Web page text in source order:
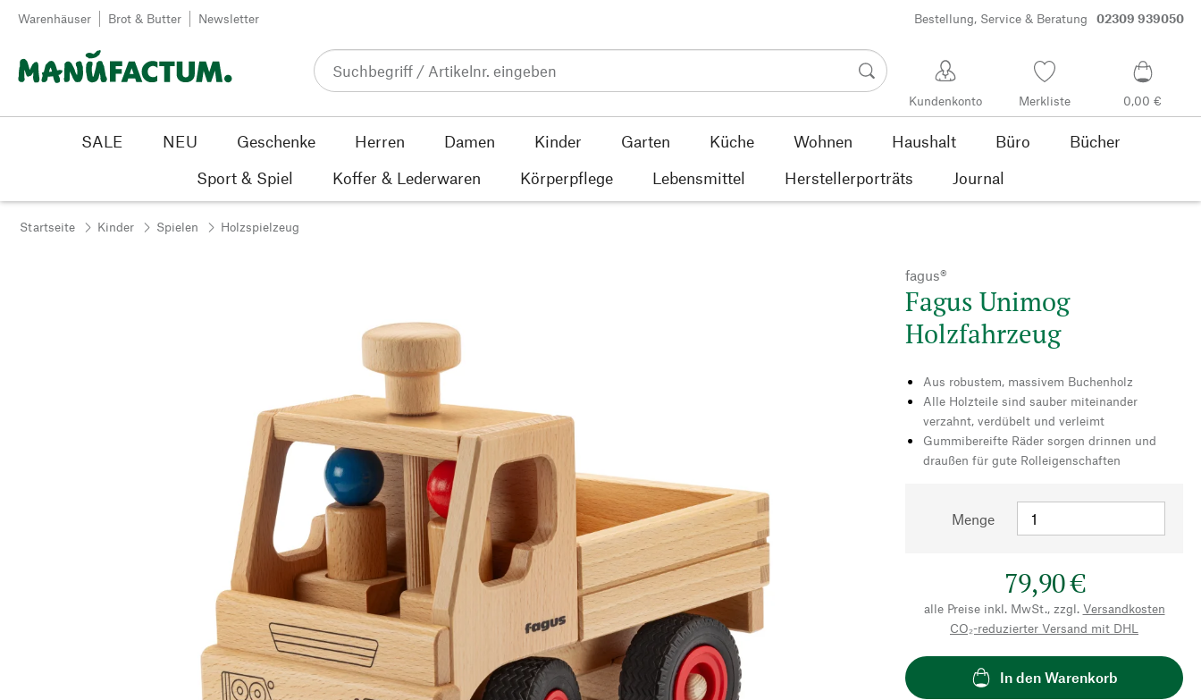
Zum Inhalt springen
Warenhäuser Brot & Butter Newsletter Bestellung, Service & Beratung 02309 939050
Kundenkonto Merkliste 0,00 €
SALE NEU Geschenke Herren Damen Kinder Garten Küche Wohnen Haushalt Büro
Bücher
Sport & Spiel
Koffer & Lederwaren Körperpflege Lebensmittel Herstellerporträts Journal
Startseite Kinder Spielen Holzspielzeug
fagus®
Fagus Unimog
Holzfahrzeug
Aus robustem, massivem Buchenholz
Alle Holzteile sind sauber miteinander
verzahnt, verdübelt und verleimt
Gummibereifte Räder sorgen drinnen und
draußen für gute Rolleigenschaften
Menge
79,90 €
alle Preise inkl. MwSt., zzgl. Versandkosten
CO₂-reduzierter Versand mit DHL
In den Warenkorb